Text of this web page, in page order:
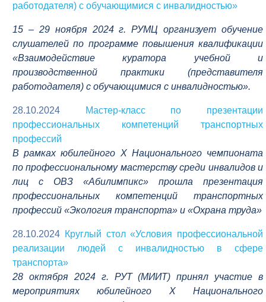
работодателя) с обучающимися с инвалидностью»
15 – 29 ноября 2024 г. РУМЦ организует обучение
слушателей по программе повышения квалификации
«Взаимодействие куратора учебной и
производственной практики (представителя
работодателя) с обучающимися с инвалидностью».
28.10.2024
Мастер-класс по презентации
профессиональных компетенций транспортных
профессий
В рамках юбилейного Х Национального чемпионата
по профессиональному мастерству среди инвалидов и
лиц с ОВЗ «Абилимпикс» прошла презентация
профессиональных компетенций транспортных
профессий «Экология транспорта» и «Охрана труда»
28.10.2024 Круглый стол «Условия профессиональной
реализации людей с инвалидностью в сфере
транспорта»
28 октября 2024 г. РУТ (МИИТ) принял участие в
мероприятиях юбилейного Х Национального